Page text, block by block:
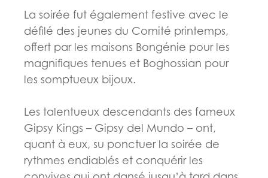
La soirée fut également festive avec le
défilé des jeunes du Comité printemps,
offert par les maisons Bongénie pour les
magnifiques tenues et Boghossian pour
les somptueux bijoux.
Les talentueux descendants des fameux
Gipsy Kings – Gipsy del Mundo – ont,
quant à eux, su ponctuer la soirée de
rythmes endiablés et conquérir les